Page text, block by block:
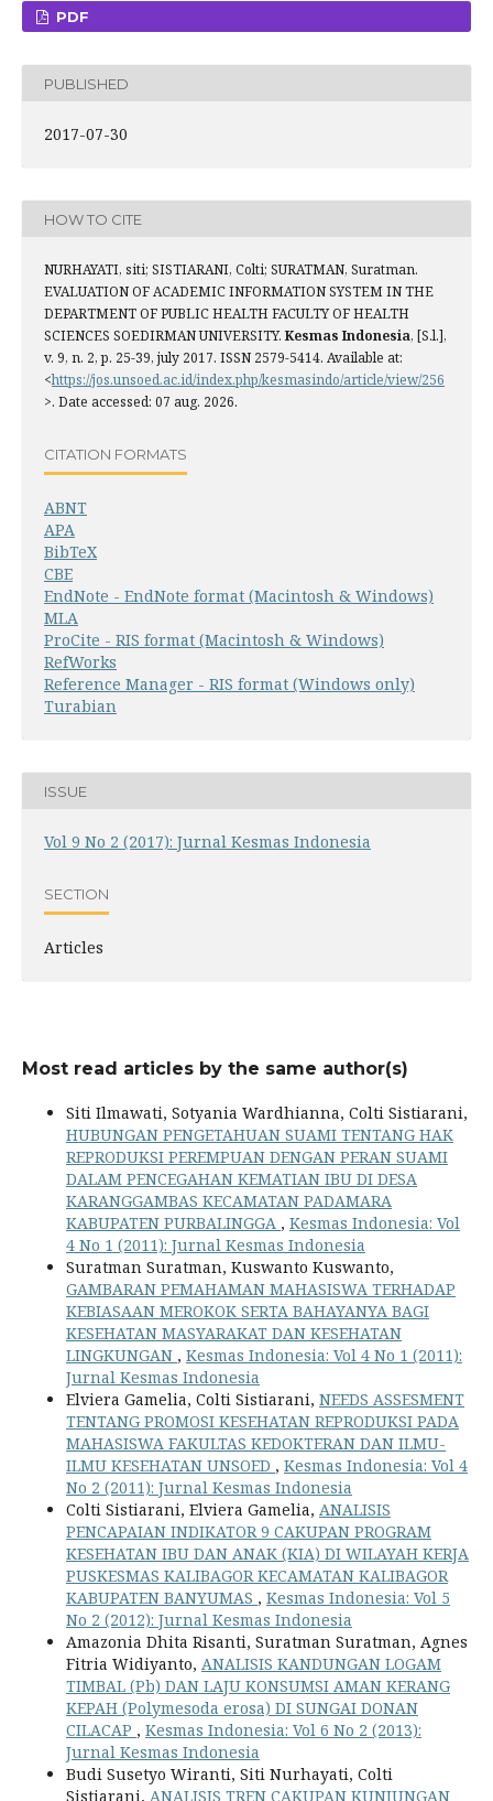
PDF
PUBLISHED
2017-07-30
HOW TO CITE
NURHAYATI, siti; SISTIARANI, Colti; SURATMAN, Suratman.
EVALUATION OF ACADEMIC INFORMATION SYSTEM IN THE
DEPARTMENT OF PUBLIC HEALTH FACULTY OF HEALTH
SCIENCES SOEDIRMAN UNIVERSITY. Kesmas Indonesia, [S.l.],
v. 9, n. 2, p. 25-39, july 2017. ISSN 2579-5414. Available at:
<https://jos.unsoed.ac.id/index.php/kesmasindo/article/view/256
>. Date accessed: 07 aug. 2026.
CITATION FORMATS
ABNT
APA
BibTeX
CBE
EndNote - EndNote format (Macintosh & Windows)
MLA
ProCite - RIS format (Macintosh & Windows)
RefWorks
Reference Manager - RIS format (Windows only)
Turabian
ISSUE
Vol 9 No 2 (2017): Jurnal Kesmas Indonesia
SECTION
Articles
Most read articles by the same author(s)
Siti Ilmawati, Sotyania Wardhianna, Colti Sistiarani,
HUBUNGAN PENGETAHUAN SUAMI TENTANG HAK
REPRODUKSI PEREMPUAN DENGAN PERAN SUAMI
DALAM PENCEGAHAN KEMATIAN IBU DI DESA
KARANGGAMBAS KECAMATAN PADAMARA
KABUPATEN PURBALINGGA , Kesmas Indonesia: Vol
4 No 1 (2011): Jurnal Kesmas Indonesia
Suratman Suratman, Kuswanto Kuswanto,
GAMBARAN PEMAHAMAN MAHASISWA TERHADAP
KEBIASAAN MEROKOK SERTA BAHAYANYA BAGI
KESEHATAN MASYARAKAT DAN KESEHATAN
LINGKUNGAN , Kesmas Indonesia: Vol 4 No 1 (2011):
Jurnal Kesmas Indonesia
Elviera Gamelia, Colti Sistiarani, NEEDS ASSESMENT
TENTANG PROMOSI KESEHATAN REPRODUKSI PADA
MAHASISWA FAKULTAS KEDOKTERAN DAN ILMU-
ILMU KESEHATAN UNSOED , Kesmas Indonesia: Vol 4
No 2 (2011): Jurnal Kesmas Indonesia
Colti Sistiarani, Elviera Gamelia, ANALISIS
PENCAPAIAN INDIKATOR 9 CAKUPAN PROGRAM
KESEHATAN IBU DAN ANAK (KIA) DI WILAYAH KERJA
PUSKESMAS KALIBAGOR KECAMATAN KALIBAGOR
KABUPATEN BANYUMAS , Kesmas Indonesia: Vol 5
No 2 (2012): Jurnal Kesmas Indonesia
Amazonia Dhita Risanti, Suratman Suratman, Agnes
Fitria Widiyanto, ANALISIS KANDUNGAN LOGAM
TIMBAL (Pb) DAN LAJU KONSUMSI AMAN KERANG
KEPAH (Polymesoda erosa) DI SUNGAI DONAN
CILACAP , Kesmas Indonesia: Vol 6 No 2 (2013):
Jurnal Kesmas Indonesia
Budi Susetyo Wiranti, Siti Nurhayati, Colti
Sistiarani, ANALISIS TREN CAKUPAN KUNJUNGAN